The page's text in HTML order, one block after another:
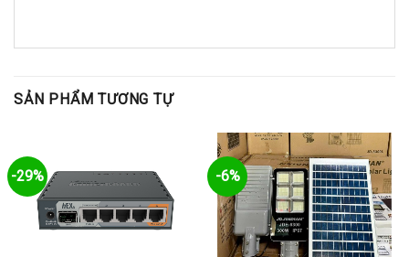
SẢN PHẨM TƯƠNG TỰ
-29% -6%